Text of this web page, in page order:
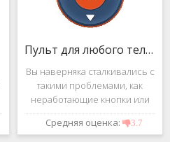
Пульт для любого телевизора
Вы наверняка сталкивались с
такими проблемами, как
неработающие кнопки или
разряженные батарейки на
вашем пульте от
Средняя оценка: 3.7